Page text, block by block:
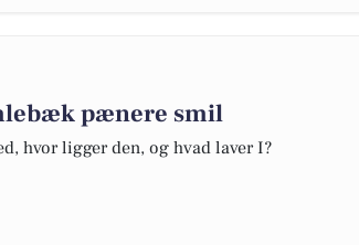
pænere smil
hvor ligger den, og hvad laver I?